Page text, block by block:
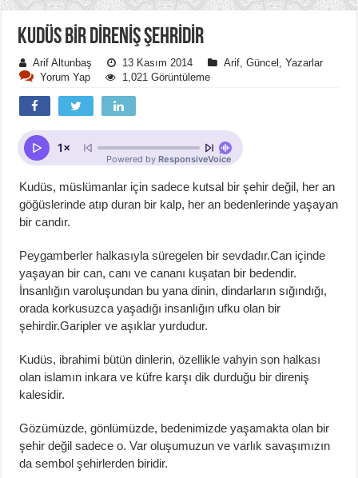
KUDÜS BIR DIRENIŞ ŞEHRIDIR
Arif Altunbaş 13 Kasım 2014 Arif ,Güncel ,Yazarlar
Yorum Yap
1,021 Görüntüleme
Kudüs, müslümanlar için sadece kutsal bir şehir değil, her an
göğüslerinde atıp duran bir kalp, her an bedenlerinde yaşayan
bir candır.
Peygamberler halkasıyla süregelen bir sevdadır.Can içinde
yaşayan bir can, canı ve cananı kuşatan bir bedendir.
İnsanlığın varoluşundan bu yana dinin, dindarların sığındığı,
orada korkusuzca yaşadığı insanlığın ufku olan bir
şehirdir.Garipler ve aşıklar yurdudur.
Kudüs, ibrahimi bütün dinlerin, özellikle vahyin son halkası
olan islamın inkara ve küfre karşı dik durduğu bir direniş
kalesidir.
Gözümüzde, gönlümüzde, bedenimizde yaşamakta olan bir
şehir değil sadece o. Var oluşumuzun ve varlık savaşımızın
da sembol şehirlerden biridir.